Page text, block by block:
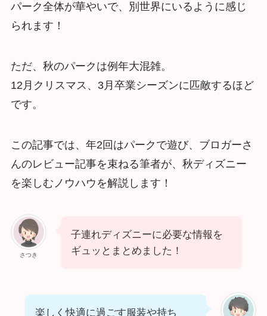
パーク全体が華やいで、別世界にいるように感じ
られます！
ただ、秋のパークは例年大混雑。
12月クリスマス、3月卒業シーズンに匹敵するほど
です。
この記事では、年2回はパークで遊び、ブロガーさ
んのレビュー記事を束ねる筆者が、秋ディズニー
を楽しむノウハウを解説します！
さつき
子連れディズニーに必要な情報を
ギュッとまとめました！
楽しく快適に過ごす服装や持ち